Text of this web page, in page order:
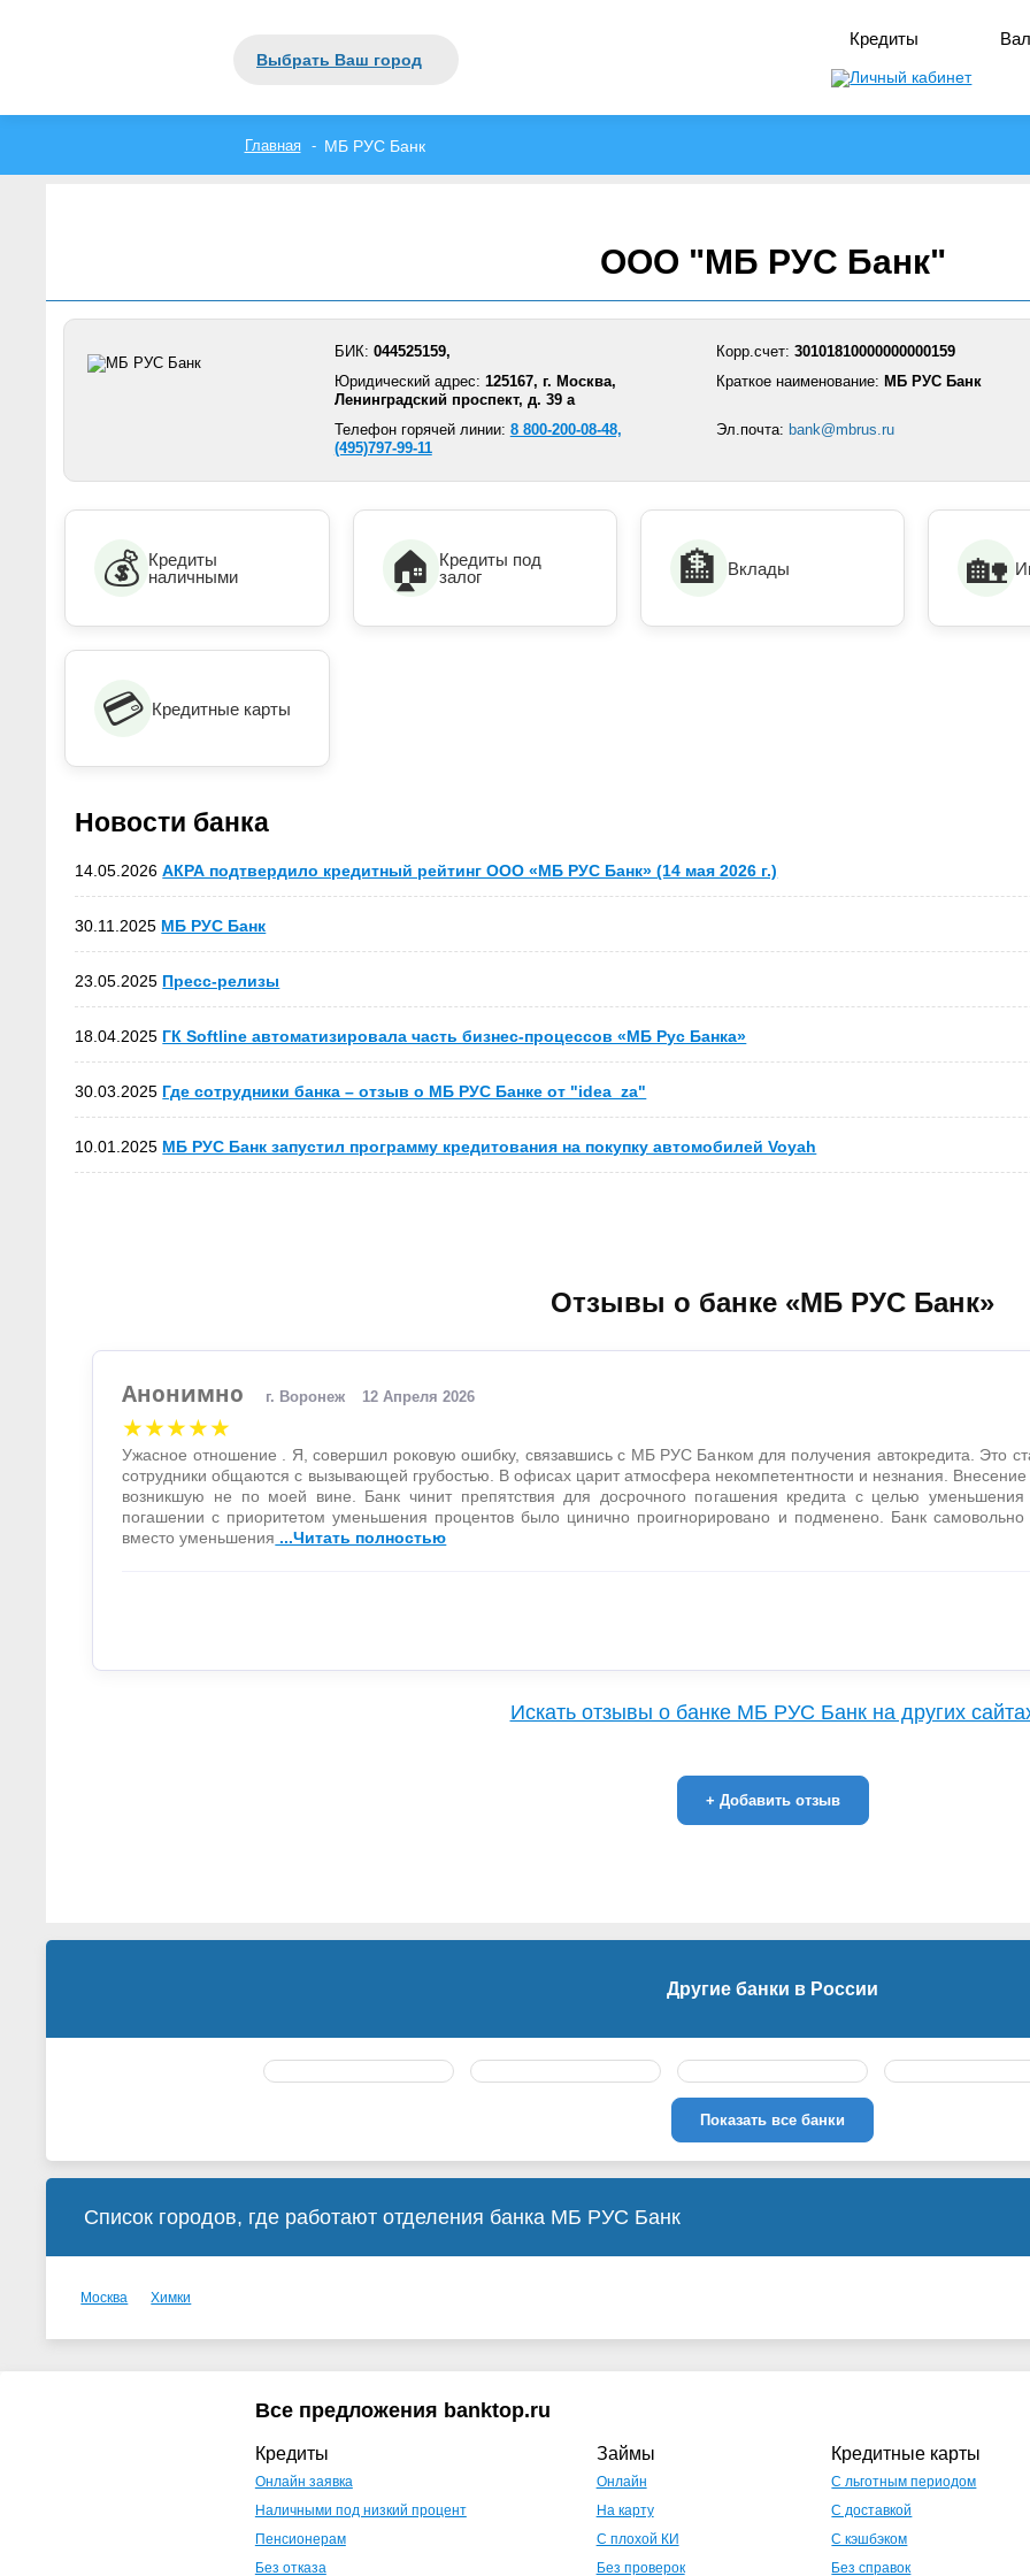
Выбрать Ваш город
Кредиты
П Р С Т У Ф Х Ц Ч Ш Щ Э Ю Я
Главная МБ РУС Банк
ООО "МБ РУС Банк"
БИК: 044525159, Корр.счет:30101810000000000159
Юридический адрес: 125167, г. Москва,
Ленинградский проспект, д. 39 а
Краткое наименование: МБ РУС Банк
Телефон горячей линии: 8 800-200-08-48,
(495)797-99-11
Эл.почта: bank@mbrus.ru
💰 Кредиты
наличными
🏠
Кредиты под
залог
🏦 Вклады 🏡
💳 Кредитные карты
Новости банка
14.05.2026АКРА подтвердило кредитный рейтинг ООО «МБ РУС Банк» (14 мая 2026 г.)
30.11.2025 МБ РУС Банк
23.05.2025 Пресс-релизы
18.04.2025 ГК Softline автоматизировала часть бизнес-процессов «МБ Рус Банка»
30.03.2025 Где сотрудники банка – отзыв о МБ РУС Банке от "idea_za"
10.01.2025 МБ РУС Банк запустил программу кредитования на покупку автомобилей Voyah
Отзывы о банке «МБ РУС Банк»
Анонимно г. Воронеж 12 Апреля 2026
★★★★★
Ужасное отношение . Я, совершил роковую ошибку, связавшись с МБ РУС Банком для получения автокредита. Это
сотрудники общаются с вызывающей грубостью. В офисах царит атмосфера некомпетентности и незнания.
возникшую не по моей вине. Банк чинит препятствия для досрочного погашения кредита с целью
погашении с приоритетом уменьшения процентов было цинично проигнорировано и подменено. Банк
вместо уменьшения ...Читать полностью
Искать отзывы о банке МБ РУС Банк на других
+ Добавить отзыв
Другие банки в России
Показать все банки
Список городов, где работают отделения банка МБ РУС Банк
Москва Химки
Все предложения banktop.ru
Кредиты
Онлайн заявка
Наличными под низкий процент
Пенсионерам
Без отказа
Займы
Онлайн
На карту
С плохой КИ
Без проверок
Кредитные карты
С льготным периодом
С доставкой
С кэшбэком
Без справок